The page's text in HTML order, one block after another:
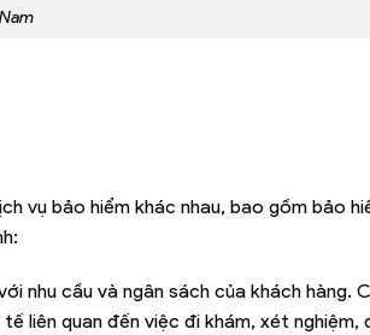
vụ bảo hiểm khác nhau, bao gồm bảo
nhu cầu và ngân sách của khách hàng.
liên quan đến việc đi khám, xét nghiệm,